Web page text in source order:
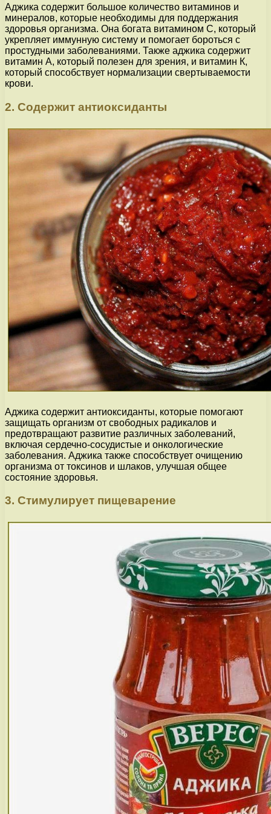
Аджика содержит большое количество витаминов и
минералов, которые необходимы для поддержания
здоровья организма. Она богата витамином С, который
укрепляет иммунную систему и помогает бороться с
простудными заболеваниями. Также аджика содержит
витамин А, который полезен для зрения, и витамин К,
который способствует нормализации свертываемости
крови.
2. Содержит антиоксиданты
Аджика содержит антиоксиданты, которые помогают
защищать организм от свободных радикалов и
предотвращают развитие различных заболеваний,
включая сердечно-сосудистые и онкологические
заболевания. Аджика также способствует очищению
организма от токсинов и шлаков, улучшая общее
состояние здоровья.
3. Стимулирует пищеварение